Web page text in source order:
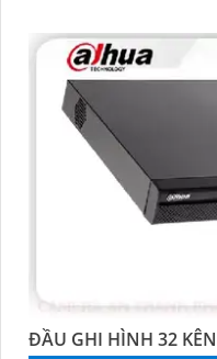
ĐẦU GHI HÌNH 32